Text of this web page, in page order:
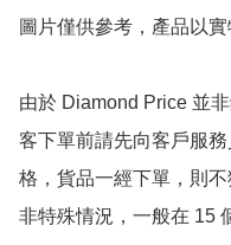
圖片僅供參考，產品以實
由於 Diamond Price 並
客下單前請先向客戶服
格，貨品一經下單，則
非特殊情況，一般在 15